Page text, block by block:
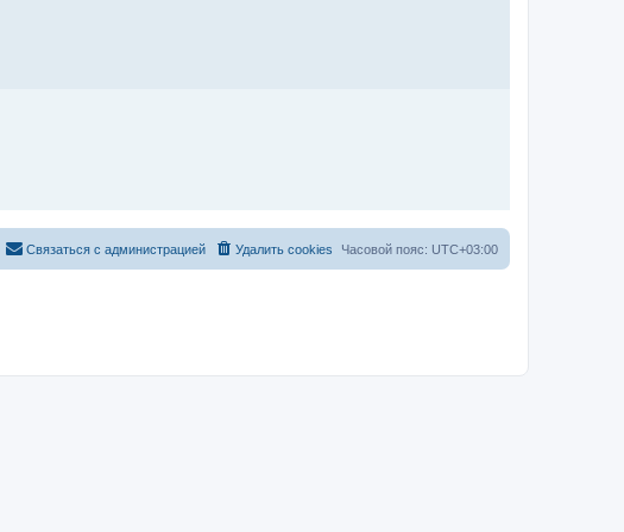
Часовой пояс: UTC+03:00
Удалить cookies
Связаться с администрацией